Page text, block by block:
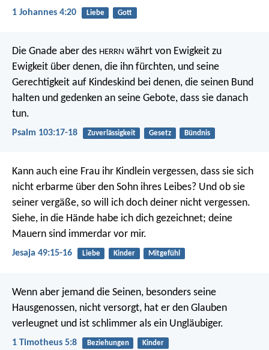
1 Johannes 4:20 Liebe Gott
Die Gnade aber des HERRN währt von Ewigkeit zu
Ewigkeit über denen, die ihn fürchten, und seine
Gerechtigkeit auf Kindeskind bei denen, die seinen Bund
halten und gedenken an seine Gebote, dass sie danach
tun.
Psalm 103:17-18 Zuverlässigkeit Gesetz Bündnis
Kann auch eine Frau ihr Kindlein vergessen, dass sie sich
nicht erbarme über den Sohn ihres Leibes? Und ob sie
seiner vergäße, so will ich doch deiner nicht vergessen.
Siehe, in die Hände habe ich dich gezeichnet; deine
Mauern sind immerdar vor mir.
Jesaja 49:15-16 Liebe Kinder Mitgefühl
Wenn aber jemand die Seinen, besonders seine
Hausgenossen, nicht versorgt, hat er den Glauben
verleugnet und ist schlimmer als ein Ungläubiger.
1 Timotheus 5:8 Beziehungen Kinder